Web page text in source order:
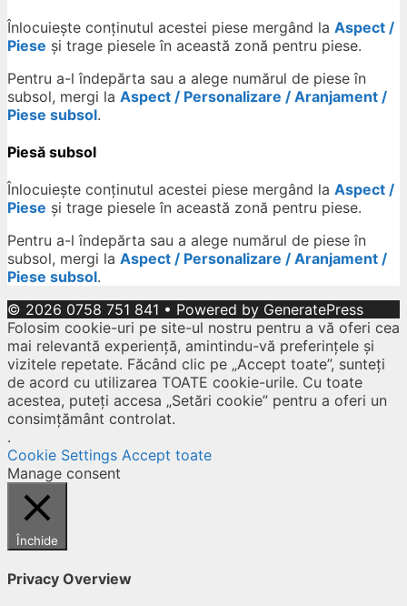
Înlocuiește conținutul acestei piese mergând la Aspect /
Piese și trage piesele în această zonă pentru piese.
Pentru a-l îndepărta sau a alege numărul de piese în
subsol, mergi la Aspect / Personalizare / Aranjament /
Piese subsol.
Piesă subsol
Înlocuiește conținutul acestei piese mergând la Aspect /
Piese și trage piesele în această zonă pentru piese.
Pentru a-l îndepărta sau a alege numărul de piese în
subsol, mergi la Aspect / Personalizare / Aranjament /
Piese subsol.
© 2026 0758 751 841 • Powered by GeneratePress
Folosim cookie-uri pe site-ul nostru pentru a vă oferi cea
mai relevantă experiență, amintindu-vă preferințele și
vizitele repetate. Făcând clic pe „Accept toate”, sunteți
de acord cu utilizarea TOATE cookie-urile. Cu toate
acestea, puteți accesa „Setări cookie” pentru a oferi un
consimțământ controlat.
.
Cookie Settings Accept toate
Manage consent
Închide
Privacy Overview